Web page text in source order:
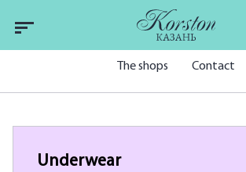
The shops Contact
Underwear